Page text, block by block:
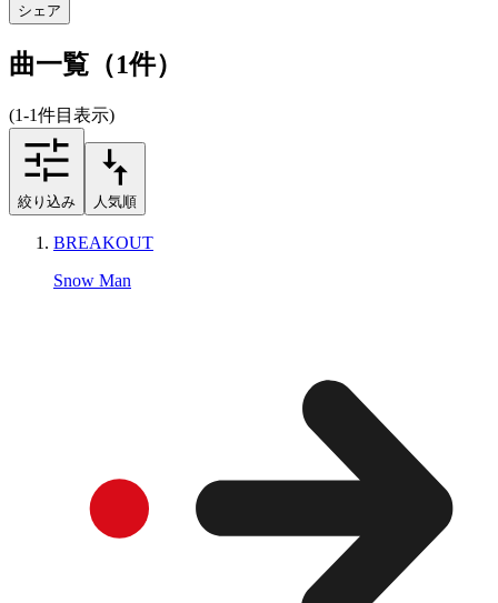
シェア
曲一覧（1件）
(1-1件目表示)
絞り込み 人気順
BREAKOUT
Snow Man